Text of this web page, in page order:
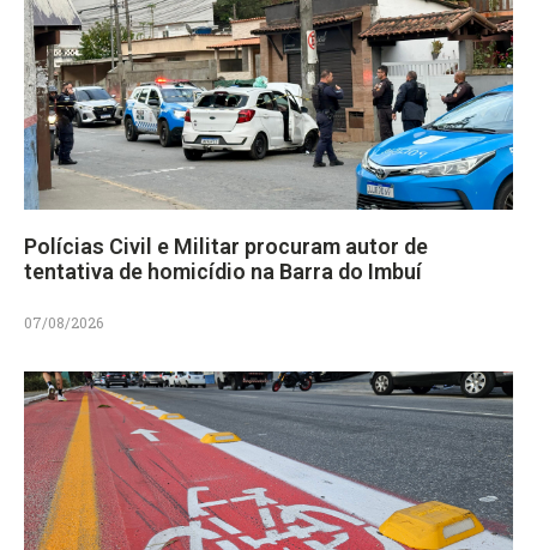
Polícias Civil e Militar procuram autor de
tentativa de homicídio na Barra do Imbuí
07/08/2026